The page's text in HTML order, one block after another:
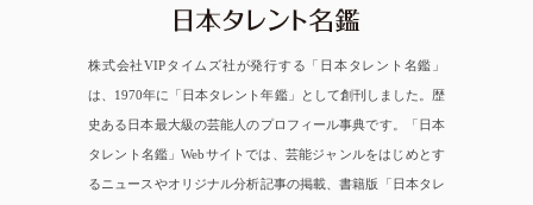
株式会社VIPタイムズ社が発行する「日本タレント名鑑」
は、1970年に「日本タレント年鑑」として創刊しました。歴
史ある日本最大級の芸能人のプロフィール事典です。「日本
タレント名鑑」Webサイトでは、芸能ジャンルをはじめとす
るニュースやオリジナル分析記事の掲載、書籍版「日本タレ